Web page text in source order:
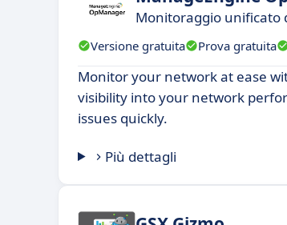
Monitoraggio unificato
Versione gratuita Prova gratuita
Monitor your network at ease
visibility into your network
issues quickly.
Più dettagli